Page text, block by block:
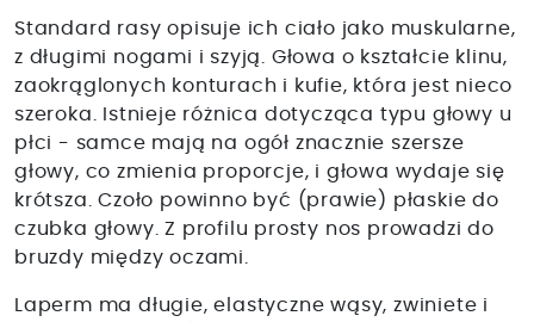
Standard rasy opisuje ich ciało jako muskularne,
z długimi nogami i szyją. Głowa o kształcie klinu,
zaokrąglonych konturach i kufie, która jest nieco
szeroka. Istnieje różnica dotycząca typu głowy u
płci - samce mają na ogół znacznie szersze
głowy, co zmienia proporcje, i głowa wydaje się
krótsza. Czoło powinno być (prawie) płaskie do
czubka głowy. Z profilu prosty nos prowadzi do
bruzdy między oczami.
Laperm ma długie, elastyczne wąsy, zwiniete i